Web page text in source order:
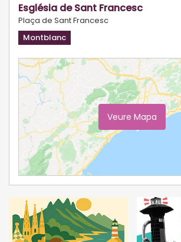
Església de Sant Francesc
Plaça de Sant Francesc
Montblanc
Veure Mapa